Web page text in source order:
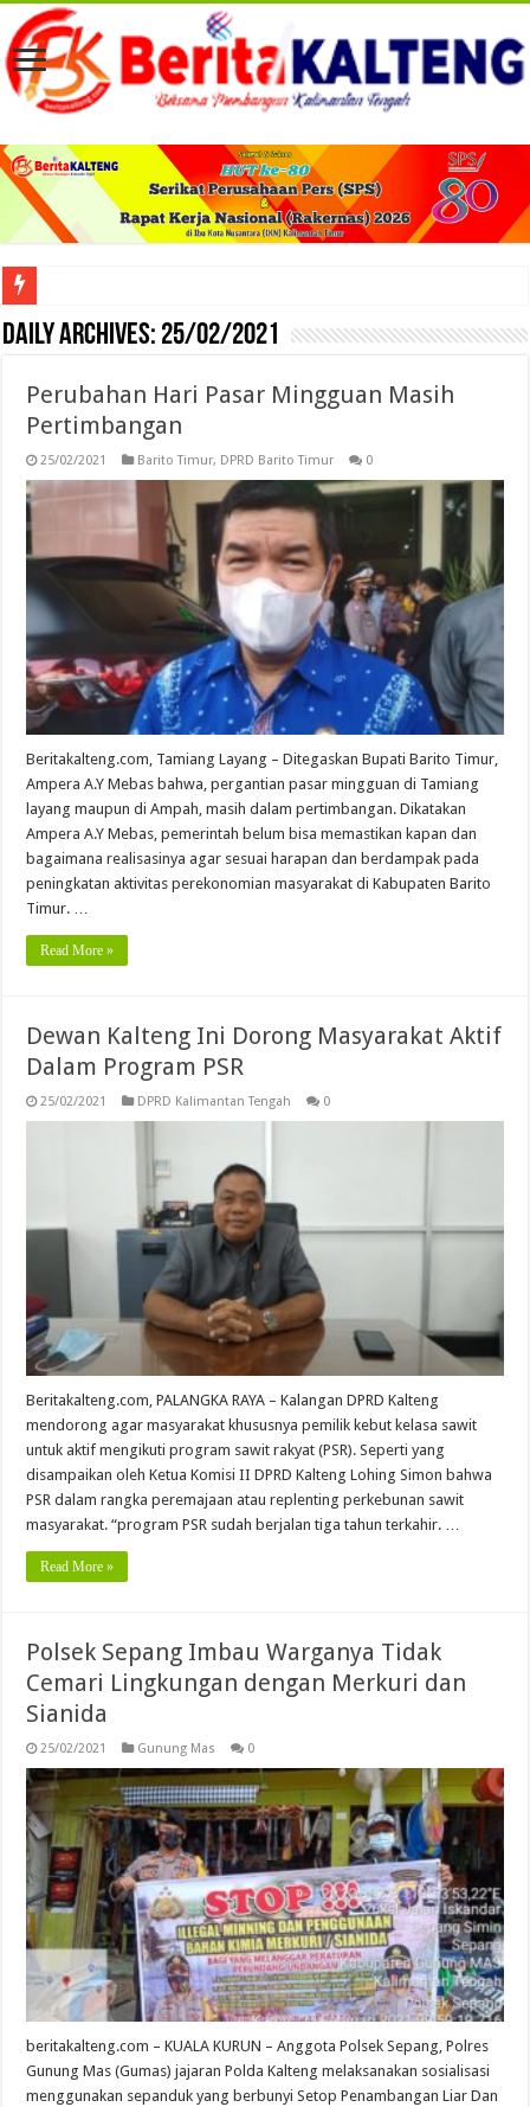
Viral! Selama Dua Bulan Lebih Siltap Serta Tunjangan Pemdes dan BPD di
Daily Archives: 25/02/2021
Perubahan Hari Pasar Mingguan Masih
Pertimbangan
25/02/2021 Barito Timur, DPRD Barito Timur 0
Beritakalteng.com, Tamiang Layang – Ditegaskan Bupati Barito Timur,
Ampera A.Y Mebas bahwa, pergantian pasar mingguan di Tamiang
layang maupun di Ampah, masih dalam pertimbangan. Dikatakan
Ampera A.Y Mebas, pemerintah belum bisa memastikan kapan dan
bagaimana realisasinya agar sesuai harapan dan berdampak pada
peningkatan aktivitas perekonomian masyarakat di Kabupaten Barito
Timur. …
Read More »
Dewan Kalteng Ini Dorong Masyarakat Aktif
Dalam Program PSR
25/02/2021 DPRD Kalimantan Tengah 0
Beritakalteng.com, PALANGKA RAYA – Kalangan DPRD Kalteng
mendorong agar masyarakat khususnya pemilik kebut kelasa sawit
untuk aktif mengikuti program sawit rakyat (PSR). Seperti yang
disampaikan oleh Ketua Komisi II DPRD Kalteng Lohing Simon bahwa
PSR dalam rangka peremajaan atau replenting perkebunan sawit
masyarakat. “program PSR sudah berjalan tiga tahun terkahir. …
Read More »
Polsek Sepang Imbau Warganya Tidak
Cemari Lingkungan dengan Merkuri dan
Sianida
25/02/2021 Gunung Mas 0
beritakalteng.com – KUALA KURUN – Anggota Polsek Sepang, Polres
Gunung Mas (Gumas) jajaran Polda Kalteng melaksanakan sosialisasi
menggunakan sepanduk yang berbunyi Setop Penambangan Liar Dan